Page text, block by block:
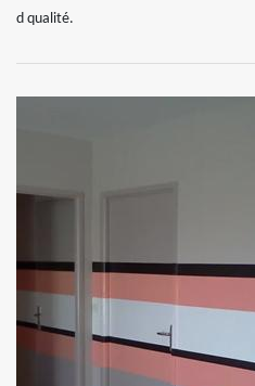
d qualité.